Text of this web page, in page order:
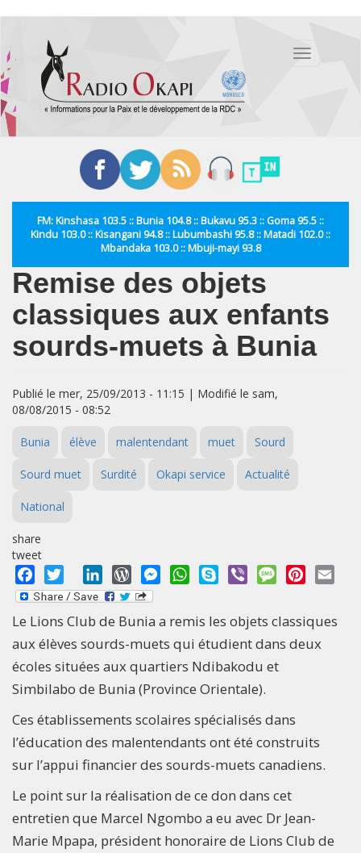
contenu
principal
Toggle
FM: Kinshasa 103.5 :: Bunia 104.8 :: Bukavu 95.3 :: Goma 95.5 ::
Kindu 103.0 :: Kisangani 94.8 :: Lubumbashi 95.8 :: Matadi 102.0 ::
Mbandaka 103.0 :: Mbuji-mayi 93.8
Remise des objets
classiques aux enfants
sourds-muets à Bunia
Publié le mer, 25/09/2013 - 11:15 | Modifié le sam,
08/08/2015 - 08:52
Bunia élève malentendant muet Sourd
Sourd muet Surdité Okapi service Actualité
National
share
tweet
Facebook
Twitter LinkedInWordPressMessengerWhatsApp
Skype Viber MessagePinterest
Le Lions Club de Bunia a remis les objets classiques
aux élèves sourds-muets qui étudient dans deux
écoles situées aux quartiers Ndibakodu et
Simbilabo de Bunia (Province Orientale).
Ces établissements scolaires spécialisés dans
l’éducation des malentendants ont été construits
sur l’appui financier des sourds-muets canadiens.
Le point sur la réalisation de ce don dans cet
entretien que Marcel Ngombo a eu avec Dr Jean-
Marie Mpapa, président honoraire de Lions Club de